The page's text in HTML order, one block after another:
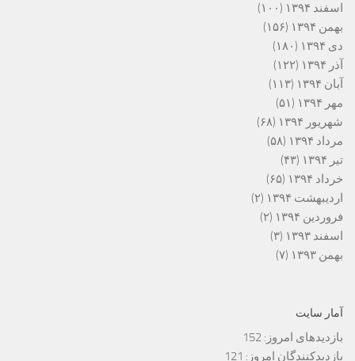
اسفند ۱۳۹۴
(۱۰۰)
بهمن ۱۳۹۴
(۱۵۶)
دی ۱۳۹۴
(۱۸۰)
آذر ۱۳۹۴
(۱۲۲)
آبان ۱۳۹۴
(۱۱۳)
مهر ۱۳۹۴
(۵۱)
شهریور ۱۳۹۴
(۶۸)
مرداد ۱۳۹۴
(۵۸)
تیر ۱۳۹۴
(۴۳)
خرداد ۱۳۹۴
(۶۵)
اردیبهشت ۱۳۹۴
(۲)
فروردین ۱۳۹۴
(۲)
اسفند ۱۳۹۳
(۳)
بهمن ۱۳۹۳
(۷)
آمار سایت
بازدیدهای امروز: 152
بازدیدکنندگان امروز: 121